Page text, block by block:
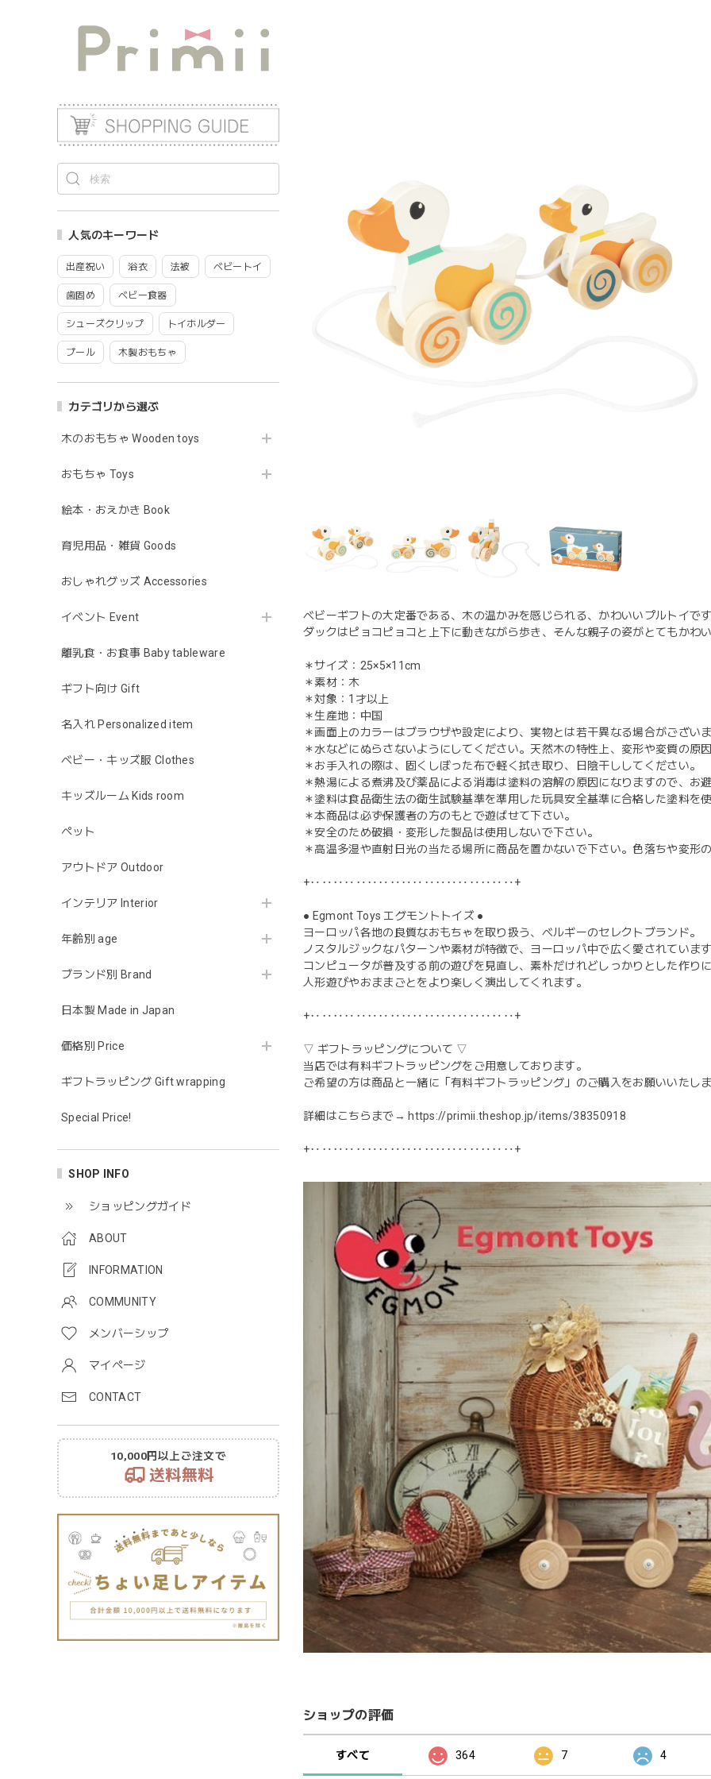
人気のキーワード
出産祝い 浴衣 法被 ベビートイ
歯固め ベビー食器
シューズクリップ トイホルダー
プール 木製おもちゃ
カテゴリから選ぶ
木のおもちゃ Wooden toys
おもちゃ Toys
絵本・おえかき Book
育児用品・雑貨 Goods
おしゃれグッズ Accessories
イベント Event
離乳食・お食事 Baby tableware
ギフト向け Gift
名入れ Personalized item
ベビー・キッズ服 Clothes
キッズルーム Kids room
ペット
アウトドア Outdoor
インテリア Interior
年齢別 age
ブランド別 Brand
日本製 Made in Japan
価格別 Price
ギフトラッピング Gift wrapping
Special Price!
SHOP INFO
ショッピングガイド
ABOUT
INFORMATION
COMMUNITY
メンバーシップ
マイページ
CONTACT
10,000円以上ご注文で
送料無料
ベビーギフトの大定番である、木の温かみを感じられる、かわいいプルトイで
ダックはピョコピョコと上下に動きながら歩き、そんな親子の姿がとてもかわ
＊サイズ：25×5×11cm
＊素材：木
＊対象：1才以上
＊生産地：中国
＊画面上のカラーはブラウザや設定により、実物とは若干異なる場合がござい
＊水などにぬらさないようにしてください。天然木の特性上、変形や変質の原
＊お手入れの際は、固くしぼった布で軽く拭き取り、日陰干ししてください。
＊熱湯による煮沸及び薬品による消毒は塗料の溶解の原因になりますので、お
＊塗料は食品衛生法の衛生試験基準を準用した玩具安全基準に合格した塗料を
＊本商品は必ず保護者の方のもとで遊ばせて下さい。
＊安全のため破損・変形した製品は使用しないで下さい。
＊高温多湿や直射日光の当たる場所に商品を置かないで下さい。色落ちや変形
+‥‥‥‥‥‥‥‥‥‥‥‥‥‥‥‥‥‥+
● Egmont Toys エグモントトイズ ●
ヨーロッパ各地の良質なおもちゃを取り扱う、ベルギーのセレクトブランド。
ノスタルジックなパターンや素材が特徴で、ヨーロッパ中で広く愛されていま
コンピュータが普及する前の遊びを見直し、素朴だけれどしっかりとした作り
人形遊びやおままごとをより楽しく演出してくれます。
+‥‥‥‥‥‥‥‥‥‥‥‥‥‥‥‥‥‥+
▽ ギフトラッピングについて ▽
当店では有料ギフトラッピングをご用意しております。
ご希望の方は商品と一緒に「有料ギフトラッピング」のご購入をお願いいたし
詳細はこちらまで→ https://primii.theshop.jp/items/38350918
+‥‥‥‥‥‥‥‥‥‥‥‥‥‥‥‥‥‥+
ショップの評価
すべて 364 7 4